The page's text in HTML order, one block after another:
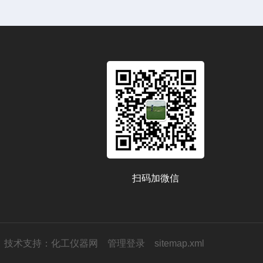
扫码加微信
技术支持： 化工仪器网 管理登录 sitemap.xml